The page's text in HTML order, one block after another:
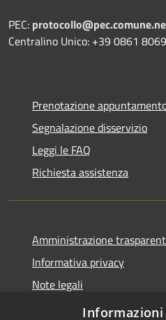
PEC:
Centralino Unico: +39 0861
Prenotazione
Segnalazione disservizio
Leggi le FAQ
Richiesta assistenza
Amministrazione
Informativa privacy
Note legali
Dichiarazione di accessibilità
Informazioni